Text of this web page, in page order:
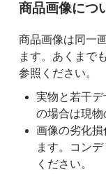
ご購入前の
商品画像につ
商品画像は同一
ます。あくまで
参照ください。
実物と若干
の場合は現物
画像の劣化損
ます。コン
ください。